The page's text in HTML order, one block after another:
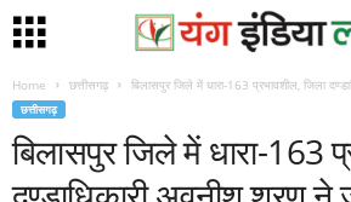
Home छत्तीसगढ़ बिलासपुर जिले में धारा-163 प्रभावशील, जिला
छत्तीसगढ़
बिलासपुर जिले में धारा-163